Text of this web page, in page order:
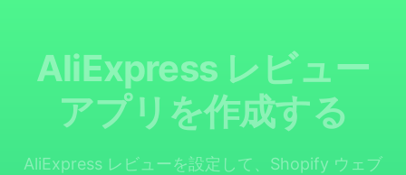
AliExpress レビュー
アプリを作成する
AliExpress レビューを設定して、Shopify ウェブ